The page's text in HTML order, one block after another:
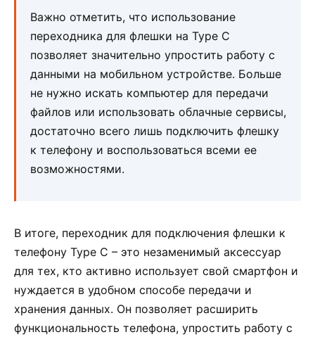
Важно отметить, что использование
переходника для флешки на Type C
позволяет значительно упростить работу с
данными на мобильном устройстве. Больше
не нужно искать компьютер для передачи
файлов или использовать облачные сервисы,
достаточно всего лишь подключить флешку
к телефону и воспользоваться всеми ее
возможностями.
В итоге, переходник для подключения флешки к
телефону Type C – это незаменимый аксессуар
для тех, кто активно использует свой смартфон и
нуждается в удобном способе передачи и
хранения данных. Он позволяет расширить
функциональность телефона, упростить работу с